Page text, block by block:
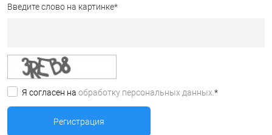
Введите слово на картинке*
Я согласен на обработку персональных данных. *